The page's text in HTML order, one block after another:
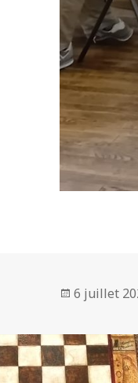
Publié
6 juillet